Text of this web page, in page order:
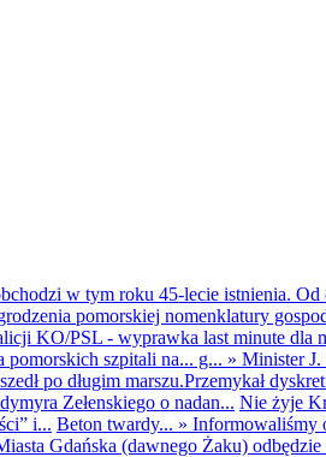
w tym roku 45-lecie istnienia.
pomorskiej nomenklatury
KO/PSL - wyprawka last minute dla
szpitali na... g... » Minister
po długim marszu.Przemykał
Zełenskiego o nadan... Nie żyje
i... Beton twardy... » Informowaliśmy
Gdańska (dawnego Żaku)